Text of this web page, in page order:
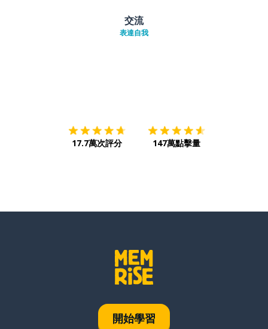
交流
表達自我
17.7萬次評分 147萬點擊量
開始學習